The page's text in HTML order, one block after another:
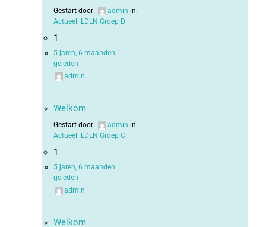
Gestart door: admin in:
Actueel: LDLN Groep D
1
5 jaren, 6 maanden
geleden
admin
Welkom
Gestart door: admin in:
Actueel: LDLN Groep C
1
5 jaren, 6 maanden
geleden
admin
Welkom